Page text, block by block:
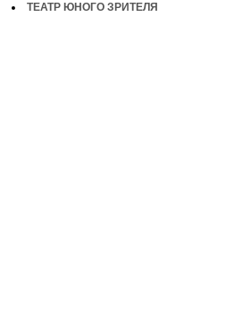
ТЕАТР ЮНОГО ЗРИТЕЛЯ